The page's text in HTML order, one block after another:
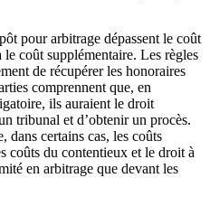
pour arbitrage dépassent le coût
coût supplémentaire. Les règles
de récupérer les honoraires
comprennent que, en
ils auraient le droit
tribunal et d’obtenir un procès.
dans certains cas, les coûts
coûts du contentieux et le droit à
en arbitrage que devant les